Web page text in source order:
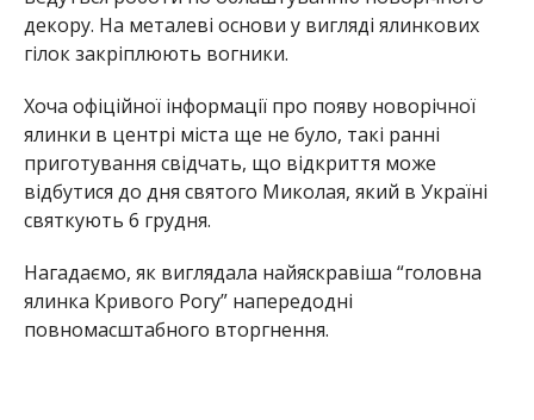
декору. На металеві основи у вигляді ялинкових
гілок закріплюють вогники.
Хоча офіційної інформації про появу новорічної
ялинки в центрі міста ще не було, такі ранні
приготування свідчать, що відкриття може
відбутися до дня святого Миколая, який в Україні
святкують 6 грудня.
Нагадаємо, як виглядала найяскравіша “головна
ялинка Кривого Рогу” напередодні
повномасштабного вторгнення.